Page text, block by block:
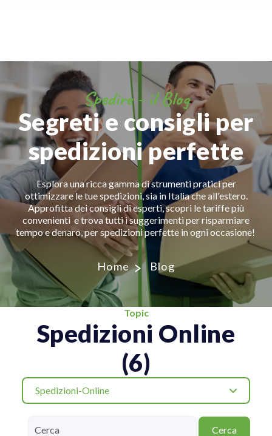
Spedire - il Blog
Segreti e consigli per
spedizioni perfette
Esplora una ricca gamma di strumenti pratici per
ottimizzare le tue spedizioni, sia in Italia che all'estero.
Approfitta dei consigli di esperti, scopri le tariffe più
convenienti e trova tutti i suggerimenti per risparmiare
tempo e denaro, per spedizioni perfette in ogni occasione!
Home Blog
Topic
Spedizioni Online
(6)
Spedizioni-Online
Cerca